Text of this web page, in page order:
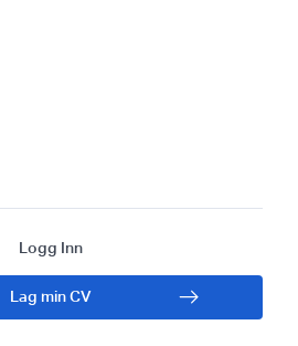
Logg Inn
Lag min CV
CV